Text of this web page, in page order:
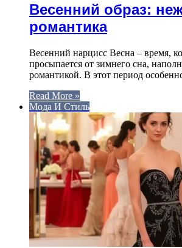
Весенний образ:
романтика
Весенний нарцисс Весна – время,
просыпается от зимнего сна,
романтикой. В этот период
Read More »
Мода И Стиль